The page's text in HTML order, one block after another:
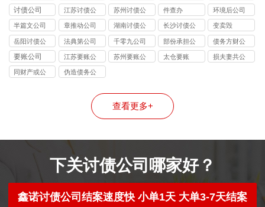
司
司
司
司
司
讨债公司
江苏讨债公
司
苏州讨债公
司
件查办 环境后公司
半篇文公司 章推动公司
湖南讨债公
司
长沙讨债公
司
变卖毁
岳阳讨债公
司
法典第公司 千零九公司
部份承担公
司
债务方财公
司
要账公司
江苏要账公
司
苏州要账公
太仓要账
损夫妻共公
同财产或公
伪造债务公
查看更多+
下关讨债公司哪家好？
鑫诺讨债公司结案速度快 小单1天 大单3-7天结案